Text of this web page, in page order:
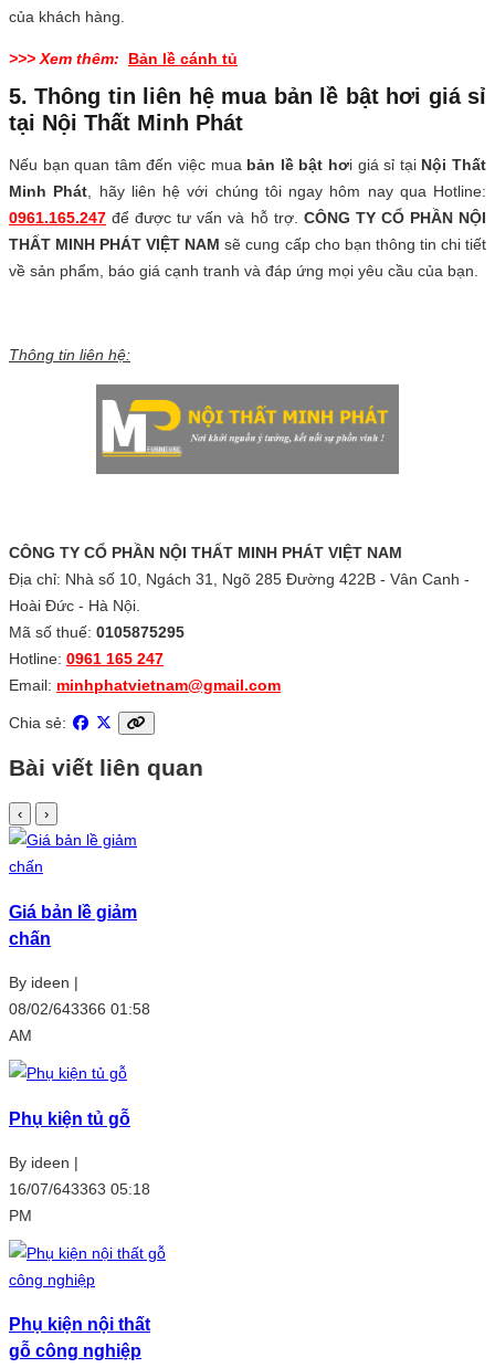
của khách hàng.
>>> Xem thêm: Bản lề cánh tủ
5. Thông tin liên hệ mua bản lề bật hơi giá sỉ
tại Nội Thất Minh Phát
Nếu bạn quan tâm đến việc mua bản lề bật hơi giá sỉ tại Nội Thất
Minh Phát , hãy liên hệ với chúng tôi ngay hôm nay qua Hotline:
0961.165.247 để được tư vấn và hỗ trợ. CÔNG TY CỔ PHẦN NỘI
THẤT MINH PHÁT VIỆT NAM sẽ cung cấp cho bạn thông tin chi tiết
về sản phẩm, báo giá cạnh tranh và đáp ứng mọi yêu cầu của bạn.
Thông tin liên hệ:
CÔNG TY CỔ PHẦN NỘI THẤT MINH PHÁT VIỆT NAM
Địa chỉ: Nhà số 10, Ngách 31, Ngõ 285 Đường 422B - Vân Canh -
Hoài Đức - Hà Nội.
Mã số thuế: 0105875295
Hotline: 0961 165 247
Email: minhphatvietnam@gmail.com
Chia sẻ:
Bài viết liên quan
‹ ›
Giá bản lề giảm
chấn
By ideen |
08/02/643366 01:58
AM
Phụ kiện tủ gỗ
By ideen |
16/07/643363 05:18
PM
Phụ kiện nội thất
gỗ công nghiệp